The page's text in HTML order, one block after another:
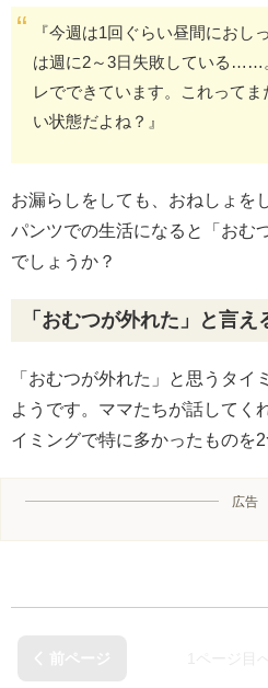
『今週は1回ぐらい昼間におし
は週に2～3日失敗している……
レでできています。これって
い状態だよね？』
お漏らしをしても、おねしょを
パンツでの生活になると「おむ
でしょうか？
「おむつが外れた」と言
「おむつが外れた」と思うタイ
ようです。ママたちが話してく
イミングで特に多かったものを2
広告